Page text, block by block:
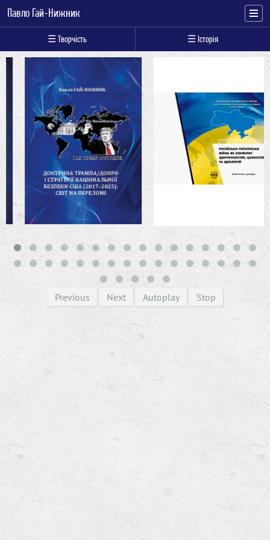
Павло Гай-Нижник
☰ Творчість ☰ Історія
Previous Next Autoplay Stop